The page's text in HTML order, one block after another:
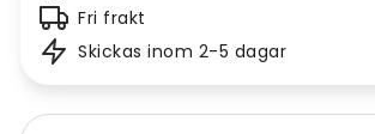
Fri frakt
Skickas inom 2-5 dagar